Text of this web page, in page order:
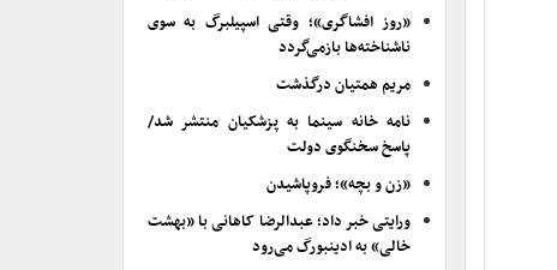
«روز افشاگری»؛ وقتی اسپیلبرگ به سوی
ناشناخته‌ها بازمی‌گردد
مریم همتیان درگذشت
نامه خانه سینما به پزشکیان منتشر شد/
پاسخ سخنگوی دولت
«زن و بچه»؛ فروپاشیدن
ورایتی خبر داد؛ عبدالرضا کاهانی با «بهشت
خالی» به ادینبورگ می‌رود